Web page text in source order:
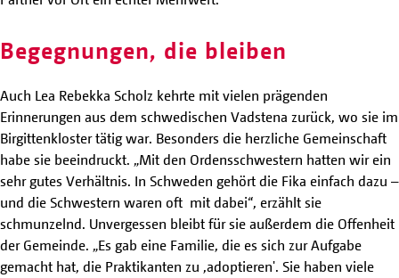
Begegnungen, die bleiben
Auch Lea Rebekka Scholz kehrte mit vielen prägenden
Erinnerungen aus dem schwedischen Vadstena zurück, wo sie im
Birgittenkloster tätig war. Besonders die herzliche Gemeinschaft
habe sie beeindruckt. „Mit den Ordensschwestern hatten wir ein
sehr gutes Verhältnis. In Schweden gehört die Fika einfach dazu –
und die Schwestern waren oft mit dabei“, erzählt sie
schmunzelnd. Unvergessen bleibt für sie außerdem die Offenheit
der Gemeinde. „Es gab eine Familie, die es sich zur Aufgabe
gemacht hat, die Praktikanten zu ,adoptieren'. Sie haben viele